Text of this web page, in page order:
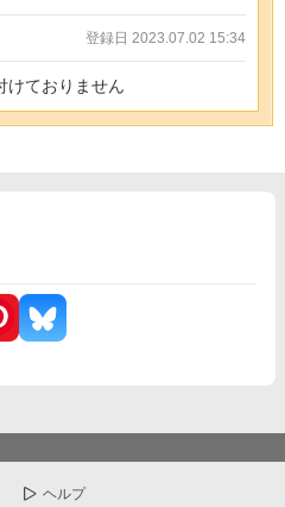
登録日 2023.07.02 15:34
けておりません
ヘルプ